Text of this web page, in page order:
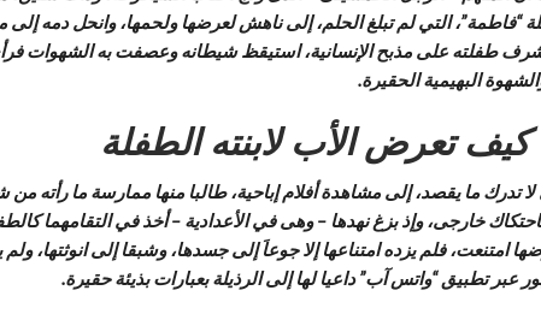
التي لم تبلغ الحلم، إلى ناهش لعرضها ولحمها، وانحل دمه
طفلته على مذبح الإنسانية، استيقظ شيطانه وعصفت به الشهوات فرأى
البهيمية الحقيرة.
تعرض الأب لابنته الطفلة
تدرك ما يقصد، إلى مشاهدة أفلام إباحية، طالبا منها ممارسة ما رأته
خارجى، وإذ بزغ نهدها – وهى في الأعدادية – أخذ في التقامهما
امتنعت، فلم يزده امتناعها إلا جوعاَ إلى جسدها، وشبقا إلى انوثتها،
عبر تطبيق “واتس آب” داعيا لها إلى الرذيلة بعبارات بذيئة حقيرة.